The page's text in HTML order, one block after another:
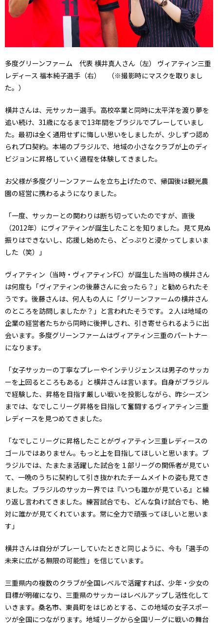
多度グリーンファーム 代表 横井真人さん（左） ヴィアティン三重
レディース 福本純子選手（右） （※撮影時にマスクを取りまし
た。）
横井さんは、元サッカー選手。高校卒業と同時に太平洋を渡り夢を
追い続け、31歳になるまで13年間をブラジルでプレーしていまし
た。最初は全く通用せずに悔しい思いをしましたが、少しずつ認め
られプロ契約。本場のブラジルで、地域の小さなクラブが上のディ
ビジョンに昇格していく過程を体験してきました。
お父様が多度グリーンファームを立ち上げたので、帰国後は観光農
園の経営に携わるようになりました。
「一度、サッカーとの関わりは断ち切っていたのですが、直後
（2012年）にヴィアティンが誕生したことを知りました。見て見ぬ
振りはできないし、応援し始めたら、どっぷりと浸かってしまいま
した（笑）」
ヴィアティン（当時・ヴィアティンFC）が誕生した当時の横井さん
は何度も「ヴィアティンの後藤さんに会ったら？」と勧められたそ
うです。後藤さんは、何人もの人に「グリーンファームの横井さん
のところを訪問しましたか？」と言われたそうです。２人は地域の
企業の経営者たちから同時に後押しされ、引き寄せられるように出
会います。多度グリーンファームはヴィアティン三重のパートナー
になります。
「女子サッカーの丁寧なプレーやインテリジェンスは男子のサッカ
ーを上回るところもある」と横井さんは言います。自身がブラジル
で経験した、昇格を目指す厳しい戦いを投影しながら、昨シーズン
までは、なでしこリーグ昇格を目指して奮闘するヴィアティン三重
レディースを見つめてきました。
「なでしこリーグに昇格したことがヴィアティン三重レディースの
ゴールではありません。もっと上を目指してほしいと思います。ブ
ラジルでは、たまたま活躍した試合を１部リーグの関係者が見てい
て、一晩のうちに契約して引き抜かれたチームメイトの姿も見てき
ました。ブラジルのサッカー界では『いつも誰かが見ている』と繰
り返し言われてきました。練習試合でも、どんな負け試合でも、絶
対に誰かが見てくれています。常に全力で頑張ってほしいと思いま
す」
横井さんは自分がプレーしていたときと同じように、今も「選手の
未来に広がる無限の可能性」を信じています。
三重県内の複数のクラブが全国レベルで活躍すれば、少年・少女の
目標が明確になり、三重県のサッカーはレベルアップし活性化して
いきます。桑名市、東員町をはじめとする、この地域の女子スポー
ツが全国につながります。地域リーグから全国リーグに戦いの舞台